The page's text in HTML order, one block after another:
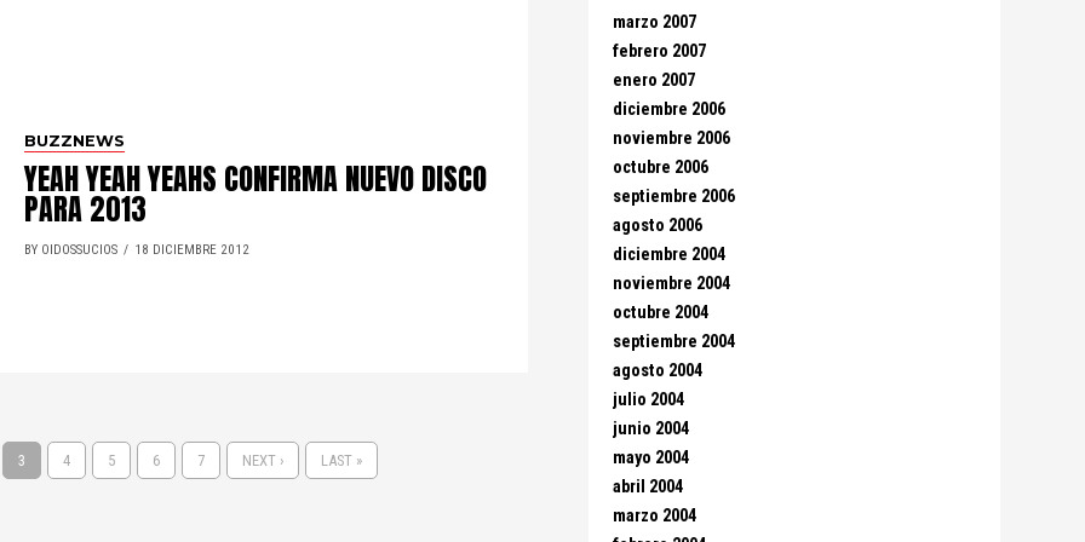
BUZZNEWS
YEAH YEAH YEAHS CONFIRMA NUEVO DISCO
PARA 2013
BY OIDOSSUCIOS 18 DICIEMBRE 2012
3 4 5 6 7 NEXT › LAST »
marzo 2007
febrero 2007
enero 2007
diciembre 2006
noviembre 2006
octubre 2006
septiembre 2006
agosto 2006
diciembre 2004
noviembre 2004
octubre 2004
septiembre 2004
agosto 2004
julio 2004
junio 2004
mayo 2004
abril 2004
marzo 2004